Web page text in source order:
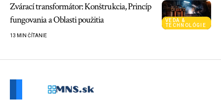
VEDA &
TECHNOLÓGIE
Zvárací transformátor: Konštrukcia, Princíp
fungovania a Oblasti použitia
13 MIN ČÍTANIE